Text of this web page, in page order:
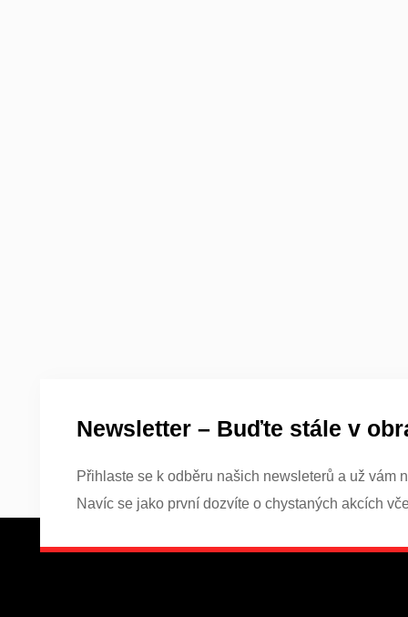
Newsletter – Buďte stále v
Přihlaste se k odběru našich newsleterů a už vám
Navíc se jako první dozvíte o chystaných akcích